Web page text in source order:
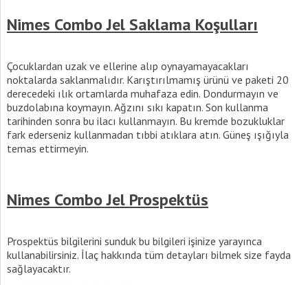
Nimes Combo Jel Saklama Koşulları
Çocuklardan uzak ve ellerine alıp oynayamayacakları
noktalarda saklanmalıdır. Karıştırılmamış ürünü ve paketi 20
derecedeki ılık ortamlarda muhafaza edin. Dondurmayın ve
buzdolabına koymayın. Ağzını sıkı kapatın. Son kullanma
tarihinden sonra bu ilacı kullanmayın. Bu kremde bozukluklar
fark ederseniz kullanmadan tıbbi atıklara atın. Güneş ışığıyla
temas ettirmeyin.
Nimes Combo Jel Prospektüs
Prospektüs bilgilerini sunduk bu bilgileri işinize yarayınca
kullanabilirsiniz. İlaç hakkında tüm detayları bilmek size fayda
sağlayacaktır.